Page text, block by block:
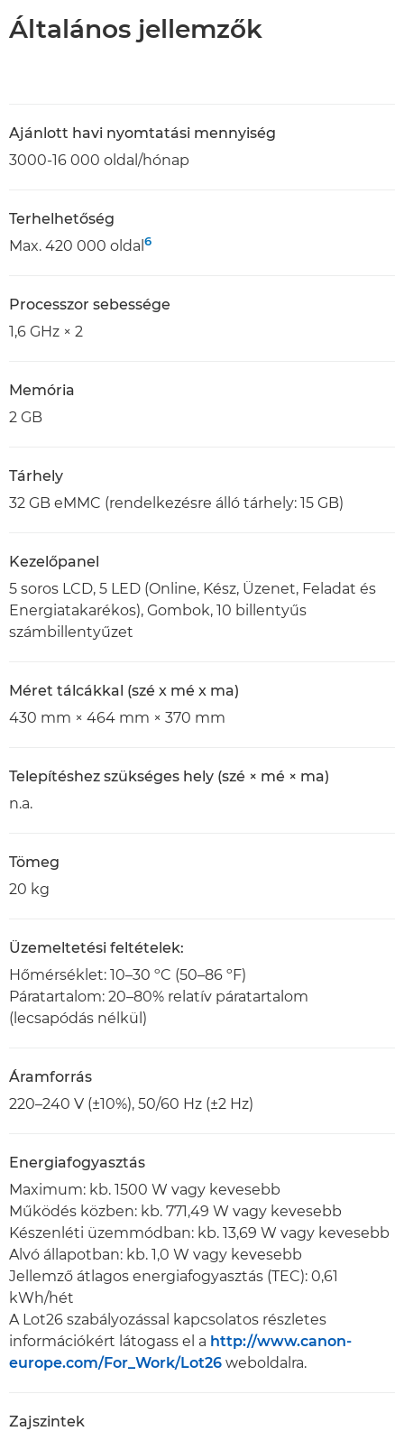
Általános jellemzők
Ajánlott havi nyomtatási mennyiség
3000-16 000 oldal/hónap
Terhelhetőség
Max. 420 000 oldal 6
Processzor sebessége
1,6 GHz × 2
Memória
2 GB
Tárhely
32 GB eMMC (rendelkezésre álló tárhely: 15 GB)
Kezelőpanel
5 soros LCD, 5 LED (Online, Kész, Üzenet, Feladat és
Energiatakarékos), Gombok, 10 billentyűs
számbillentyűzet
Méret tálcákkal (szé x mé x ma)
430 mm × 464 mm × 370 mm
Telepítéshez szükséges hely (szé × mé × ma)
n.a.
Tömeg
20 kg
Üzemeltetési feltételek:
Hőmérséklet: 10–30 ºC (50–86 ºF)
Páratartalom: 20–80% relatív páratartalom
(lecsapódás nélkül)
Áramforrás
220–240 V (±10%), 50/60 Hz (±2 Hz)
Energiafogyasztás
Maximum: kb. 1500 W vagy kevesebb
Működés közben: kb. 771,49 W vagy kevesebb
Készenléti üzemmódban: kb. 13,69 W vagy kevesebb
Alvó állapotban: kb. 1,0 W vagy kevesebb
Jellemző átlagos energiafogyasztás (TEC): 0,61
kWh/hét
A Lot26 szabályozással kapcsolatos részletes
információkért látogass el a http://www.canon-
europe.com/For_Work/Lot26 weboldalra.
Zajszintek